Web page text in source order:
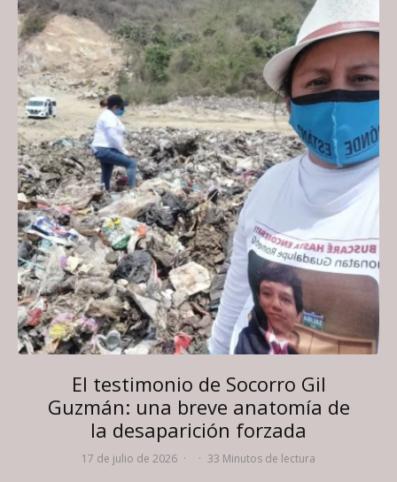
El testimonio de Socorro Gil
Guzmán: una breve anatomía de
la desaparición forzada
17 de julio de 2026 · · 33 Minutos de lectura